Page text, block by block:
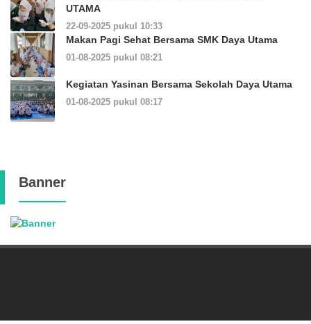
UTAMA
22-09-2025 pukul 10:33
Makan Pagi Sehat Bersama SMK Daya Utama
01-08-2025 pukul 08:21
Kegiatan Yasinan Bersama Sekolah Daya Utama
01-08-2025 pukul 08:17
Banner